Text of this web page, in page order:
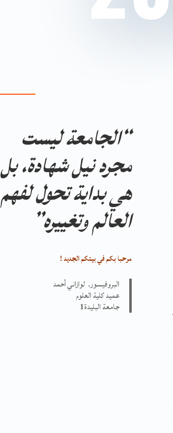
“الجامعة ليست
مجرد نيل شهادة، بل
هي بداية تحول لفهم
العالم وتغييره”
مرحبا بكم في بيتكم الجديد !
البروفيسور. لوازاني أحمد
عميد كلية العلوم
جامعة البليدة1